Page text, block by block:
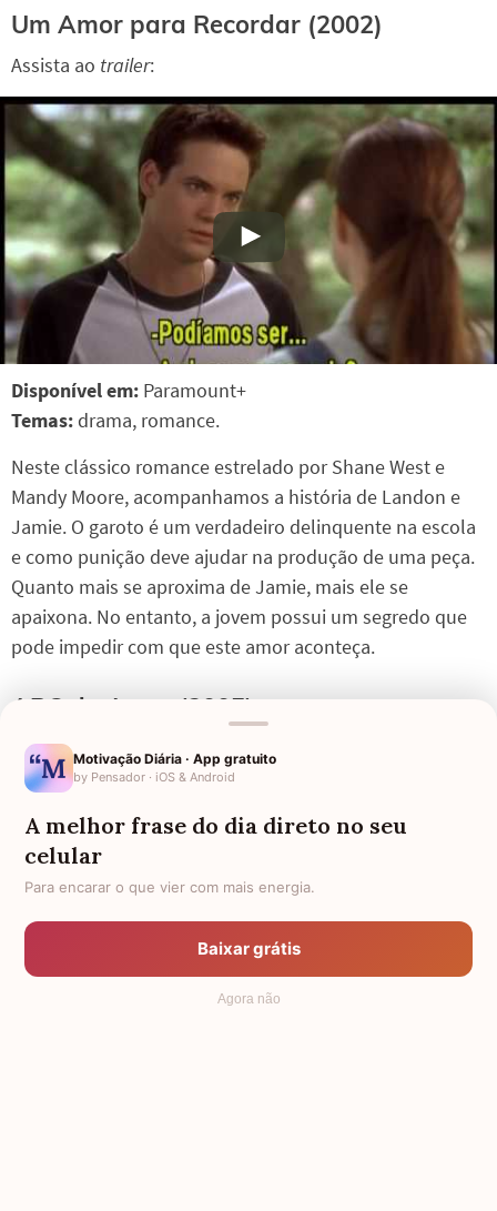
Um Amor para Recordar (2002)
Assista ao trailer:
Disponível em: Paramount+
Temas:drama, romance.
Neste clássico romance estrelado por Shane West e
Mandy Moore, acompanhamos a história de Landon e
Jamie. O garoto é um verdadeiro delinquente na escola
e como punição deve ajudar na produção de uma peça.
Quanto mais se aproxima de Jamie, mais ele se
apaixona. No entanto, a jovem possui um segredo que
pode impedir com que este amor aconteça.
ABC do Amor (2005)
Assista aotrailer:
Motivação Diária · App gratuito
by Pensador · iOS & Android
A melhor frase do dia direto no seu
celular
Para encarar o que vier com mais energia.
Baixar grátis
Agora não